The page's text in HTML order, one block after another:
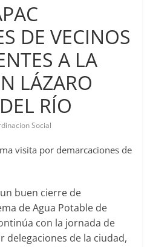
DE VECINOS
A LA
LÁZARO
RÍO
Social
visita por demarcaciones de
buen cierre de
de Agua Potable de
con la jornada de
delegaciones de la ciudad,